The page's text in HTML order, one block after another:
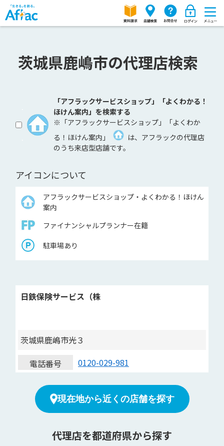
茨城県鹿嶋市の代理店検索
「アフラックサービスショップ」「よくわかる！
ほけん案内」を検索する
※「アフラックサービスショップ」「よくわか
る！ほけん案内」
は、アフラックの代理店
のうち来店型店舗です。
アイコンについて
アフラックサービスショップ・よくわかる！ほけん
案内
ファイナンシャルプランナー在籍
駐車場あり
日鉄保険サービス（株
茨城県鹿嶋市光３
電話番号
0120-029-981
現在地から近くの店舗を探す
代理店を都道府県から探す